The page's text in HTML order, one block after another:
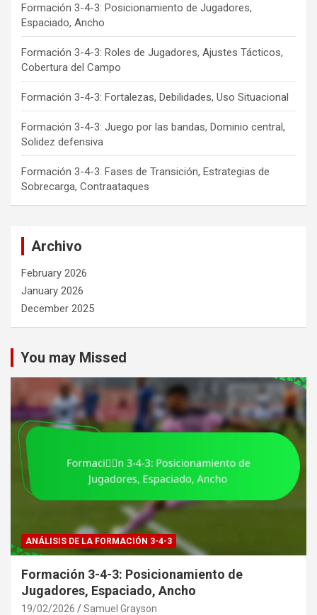
Formación 3-4-3: Posicionamiento de Jugadores,
Espaciado, Ancho
Formación 3-4-3: Roles de Jugadores, Ajustes Tácticos,
Cobertura del Campo
Formación 3-4-3: Fortalezas, Debilidades, Uso Situacional
Formación 3-4-3: Juego por las bandas, Dominio central,
Solidez defensiva
Formación 3-4-3: Fases de Transición, Estrategias de
Sobrecarga, Contraataques
Archivo
February 2026
January 2026
December 2025
You may Missed
ANÁLISIS DE LA FORMACIÓN 3-4-3
Formación 3-4-3: Posicionamiento de
Jugadores, Espaciado, Ancho
19/02/2026 Samuel Grayson